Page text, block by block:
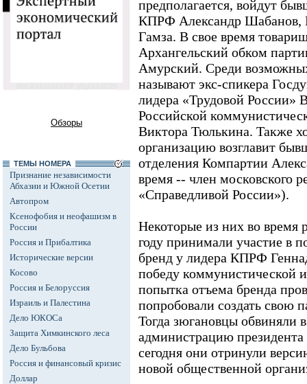
Обзоры
ТЕМЫ НОМЕРА
Признание независимости
Абхазии и Южной Осетии
Автопром
Ксенофобия и неофашизм в
России
Россия и Прибалтика
Исторические версии
Косово
Россия и Белоруссия
Израиль и Палестина
Дело ЮКОСа
Защита Химкинского леса
Дело Бульбова
Россия и финансовый кризис
Доллар
предполагается, войдут
КПРФ Александр Шабанов,
Гамза. В свое время
Архангельский обком
Амурский. Среди
называют экс-спикера
лидера «Трудовой России»
Российской
Виктора Тюлькина. Также
организацию возглавит
отделения Компартии
время -- член московского
«Справедливой России»).
Некоторые из них во время
году принимали участие в
бренд у лидера КПРФ
победу коммунистической
попытка отъема бренда
попробовали создать свою
Тогда зюгановцы обвиняли
администрацию
сегодня они отринули
новой общественной